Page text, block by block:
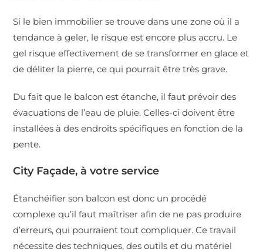
Si le bien immobilier se trouve dans une zone où il a
tendance à geler, le risque est encore plus accru. Le
gel risque effectivement de se transformer en glace et
de déliter la pierre, ce qui pourrait être très grave.
Du fait que le balcon est étanche, il faut prévoir des
évacuations de l’eau de pluie. Celles-ci doivent être
installées à des endroits spécifiques en fonction de la
pente.
City Façade, à votre service
Étanchéifier son balcon est donc un procédé
complexe qu’il faut maîtriser afin de ne pas produire
d’erreurs, qui pourraient tout compliquer. Ce travail
nécessite des techniques, des outils et du matériel